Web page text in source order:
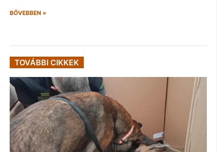
BŐVEBBEN »
TOVÁBBI CIKKEK